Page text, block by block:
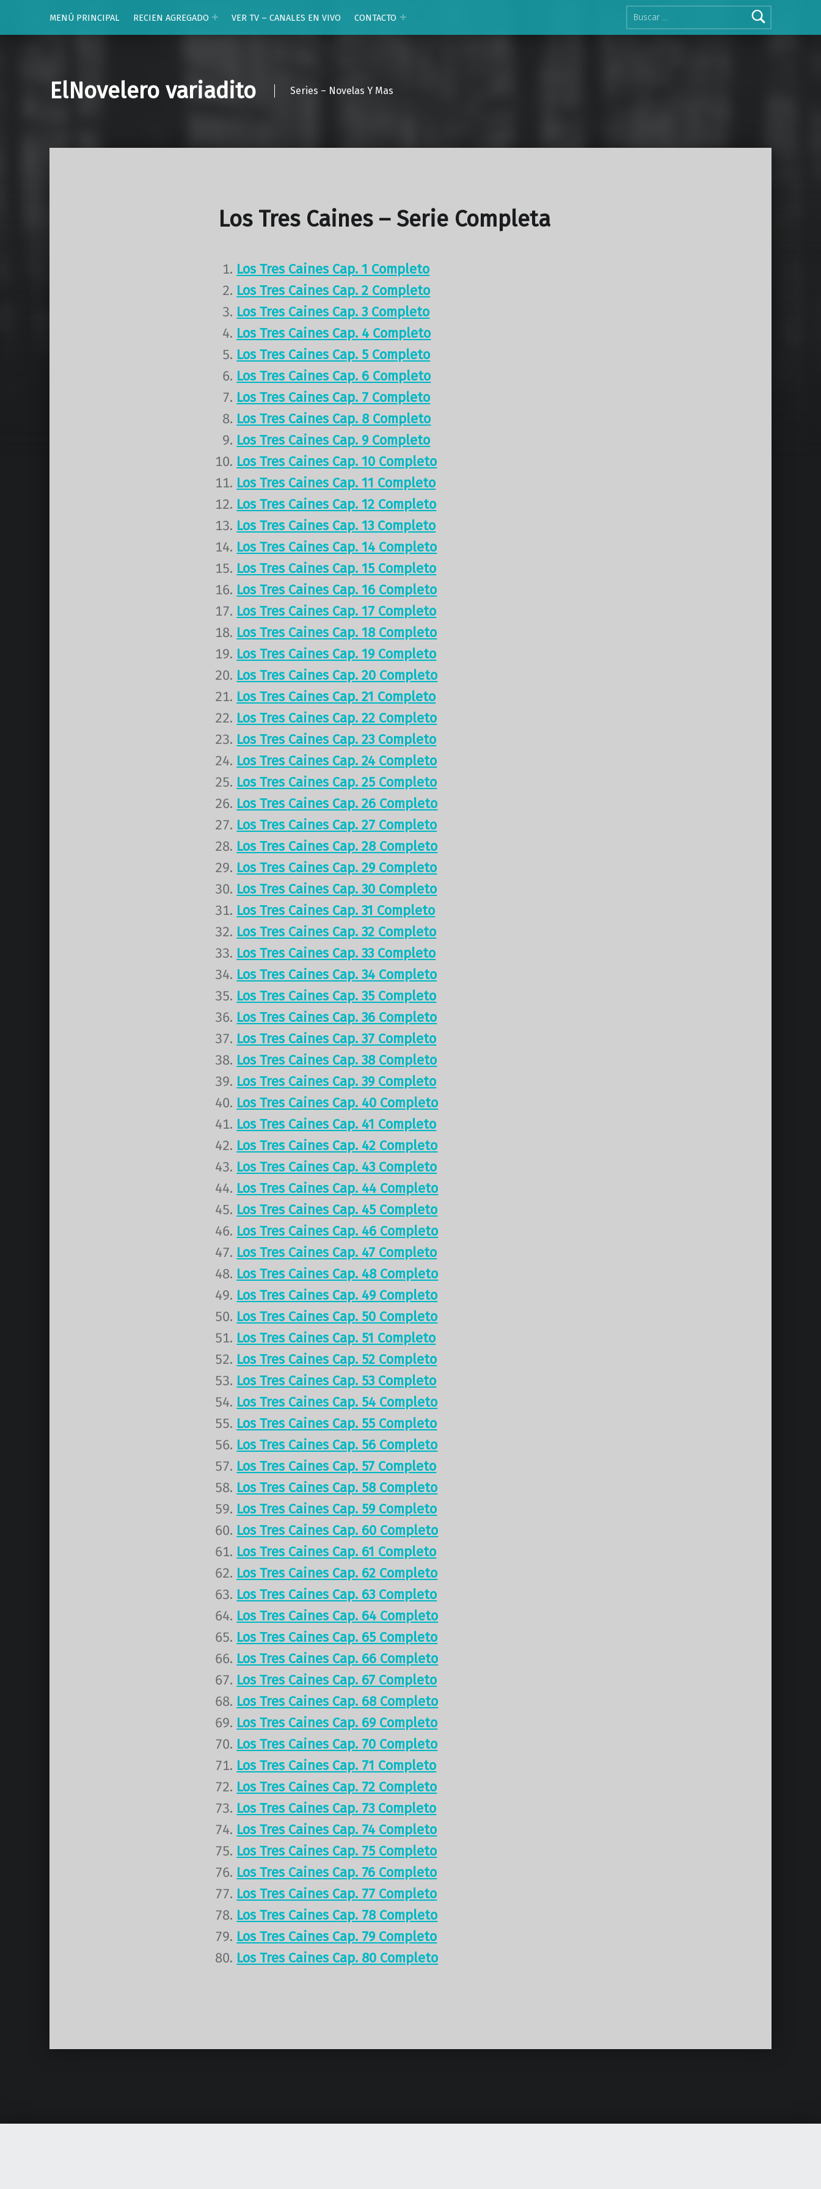
Buscar:
MENÚ PRINCIPAL
RECIEN AGREGADO VER TV – CANALES EN VIVO CONTACTO
ElNovelero variadito Series – Novelas Y Mas
Los Tres Caines – Serie Completa
Los Tres Caines Cap. 1 Completo
Los Tres Caines Cap. 2 Completo
Los Tres Caines Cap. 3 Completo
Los Tres Caines Cap. 4 Completo
Los Tres Caines Cap. 5 Completo
Los Tres Caines Cap. 6 Completo
Los Tres Caines Cap. 7 Completo
Los Tres Caines Cap. 8 Completo
Los Tres Caines Cap. 9 Completo
Los Tres Caines Cap. 10 Completo
Los Tres Caines Cap. 11 Completo
Los Tres Caines Cap. 12 Completo
Los Tres Caines Cap. 13 Completo
Los Tres Caines Cap. 14 Completo
Los Tres Caines Cap. 15 Completo
Los Tres Caines Cap. 16 Completo
Los Tres Caines Cap. 17 Completo
Los Tres Caines Cap. 18 Completo
Los Tres Caines Cap. 19 Completo
Los Tres Caines Cap. 20 Completo
Los Tres Caines Cap. 21 Completo
Los Tres Caines Cap. 22 Completo
Los Tres Caines Cap. 23 Completo
Los Tres Caines Cap. 24 Completo
Los Tres Caines Cap. 25 Completo
Los Tres Caines Cap. 26 Completo
Los Tres Caines Cap. 27 Completo
Los Tres Caines Cap. 28 Completo
Los Tres Caines Cap. 29 Completo
Los Tres Caines Cap. 30 Completo
Los Tres Caines Cap. 31 Completo
Los Tres Caines Cap. 32 Completo
Los Tres Caines Cap. 33 Completo
Los Tres Caines Cap. 34 Completo
Los Tres Caines Cap. 35 Completo
Los Tres Caines Cap. 36 Completo
Los Tres Caines Cap. 37 Completo
Los Tres Caines Cap. 38 Completo
Los Tres Caines Cap. 39 Completo
Los Tres Caines Cap. 40 Completo
Los Tres Caines Cap. 41 Completo
Los Tres Caines Cap. 42 Completo
Los Tres Caines Cap. 43 Completo
Los Tres Caines Cap. 44 Completo
Los Tres Caines Cap. 45 Completo
Los Tres Caines Cap. 46 Completo
Los Tres Caines Cap. 47 Completo
Los Tres Caines Cap. 48 Completo
Los Tres Caines Cap. 49 Completo
Los Tres Caines Cap. 50 Completo
Los Tres Caines Cap. 51 Completo
Los Tres Caines Cap. 52 Completo
Los Tres Caines Cap. 53 Completo
Los Tres Caines Cap. 54 Completo
Los Tres Caines Cap. 55 Completo
Los Tres Caines Cap. 56 Completo
Los Tres Caines Cap. 57 Completo
Los Tres Caines Cap. 58 Completo
Los Tres Caines Cap. 59 Completo
Los Tres Caines Cap. 60 Completo
Los Tres Caines Cap. 61 Completo
Los Tres Caines Cap. 62 Completo
Los Tres Caines Cap. 63 Completo
Los Tres Caines Cap. 64 Completo
Los Tres Caines Cap. 65 Completo
Los Tres Caines Cap. 66 Completo
Los Tres Caines Cap. 67 Completo
Los Tres Caines Cap. 68 Completo
Los Tres Caines Cap. 69 Completo
Los Tres Caines Cap. 70 Completo
Los Tres Caines Cap. 71 Completo
Los Tres Caines Cap. 72 Completo
Los Tres Caines Cap. 73 Completo
Los Tres Caines Cap. 74 Completo
Los Tres Caines Cap. 75 Completo
Los Tres Caines Cap. 76 Completo
Los Tres Caines Cap. 77 Completo
Los Tres Caines Cap. 78 Completo
Los Tres Caines Cap. 79 Completo
Los Tres Caines Cap. 80 Completo